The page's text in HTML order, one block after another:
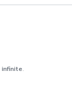
infinite.